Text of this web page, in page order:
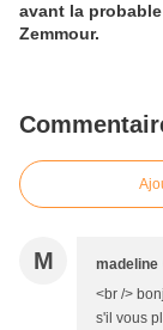
avant la
Zemmour.
M madeline
<br />
s'il vous